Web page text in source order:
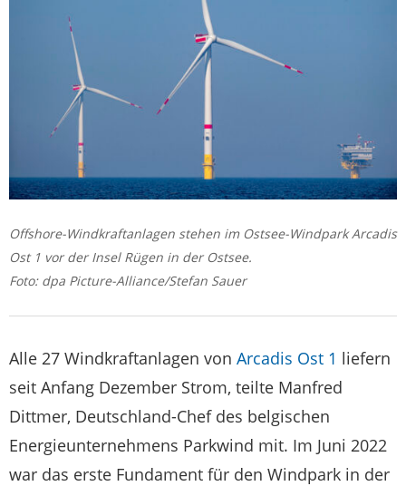
Offshore-Windkraftanlagen stehen im Ostsee-Windpark Arcadis
Ost 1 vor der Insel Rügen in der Ostsee.
Foto: dpa Picture-Alliance/Stefan Sauer
Alle 27 Windkraftanlagen von Arcadis Ost 1 liefern
seit Anfang Dezember Strom, teilte Manfred
Dittmer, Deutschland-Chef des belgischen
Energieunternehmens Parkwind mit. Im Juni 2022
war das erste Fundament für den Windpark in der